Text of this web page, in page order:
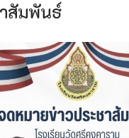
สัมพันธ์